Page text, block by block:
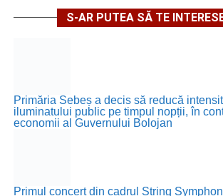
S-AR PUTEA SĂ TE
Primăria Sebeș a decis să reducă
iluminatului public pe timpul nopții, în
economii al Guvernului Bolojan
Primul concert din cadrul String